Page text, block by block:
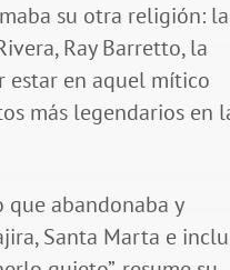
su otra religión: la
Ray Barretto, la
estar en aquel mítico
más legendarios en
que abandonaba y
Santa Marta e